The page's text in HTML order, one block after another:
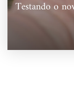
Testando o